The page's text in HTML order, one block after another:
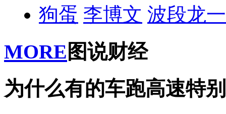
狗蛋 李博文 波段龙一
MORE 图说财经
为什么有的车跑高速特